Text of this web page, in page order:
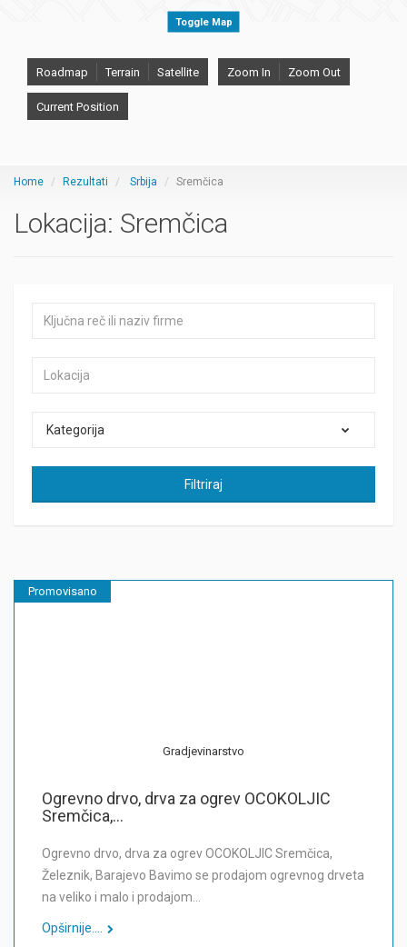
Toggle Map
Roadmap Terrain Satellite Zoom In Zoom Out
Current Position
Home Rezultati Srbija Sremčica
Lokacija: Sremčica
Kategorija
Filtriraj
Promovisano
Gradjevinarstvo
Ogrevno drvo, drva za ogrev OCOKOLJIC
Sremčica,...
Ogrevno drvo, drva za ogrev OCOKOLJIC Sremčica,
Železnik, Barajevo Bavimo se prodajom ogrevnog drveta
na veliko i malo i prodajom…
Opširnije....